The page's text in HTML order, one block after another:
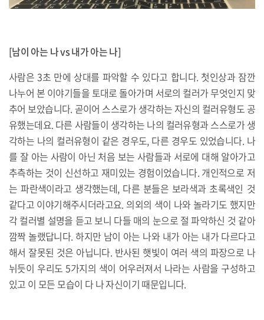
[남이 아는 나 vs 내가 아는 나]
사람은 3초 만에 상대를 파악할 수 있다고 합니다. 첫인상과 잠깐
나누어 본 이야기들을 토대로 돌아가며 서로의 컬러가 무엇인지 맞
추어 보았습니다. 곧이어 스스로가 생각하는 자신의 컬러유형도 공
유했는데요. 다른 사람들이 생각하는 나의 컬러유형과 스스로가 생
각하는 나의 컬러유형이 같은 경우도, 다른 경우도 있었습니다. 나
를 잘 아는 사람이 아닌 처음 보는 사람들과 서로에 대해 알아가고
추측하는 것이 신선하고 재미있는 경험이었습니다. 개인적으로 저
는 파란색이라고 생각했는데, 다른 분들은 보라색과 초록색인 것
같다고 이야기해주시더라고요. 의외의 색이 나와 놀라기도 했지만
각 컬러별 설명을 듣고 보니 다들 매의 눈으로 절 파악하신 것 같아
깜짝 놀랬답니다. 하지만 남이 아는 나와 내가 아는 내가 다르다고
해서 잘못된 것은 아닙니다. 반사된 햇빛이 여러 색의 파장으로 나
뉘듯이 우리도 5가지의 색이 어우러져서 나라는 사람을 구성하고
있고 이 모든 모습이 다 나 자신이기 때문입니다.